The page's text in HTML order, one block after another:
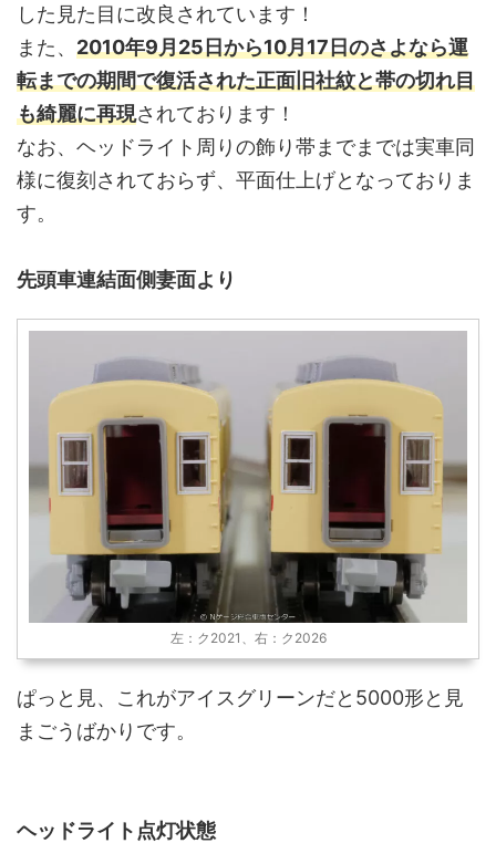
した見た目に改良されています！
また、 2010年9月25日から10月17日のさよなら運
転までの期間で復活された正面旧社紋と帯の切れ目
も綺麗に再現されております！
なお、ヘッドライト周りの飾り帯までまでは実車同
様に復刻されておらず、平面仕上げとなっておりま
す。
先頭車連結面側妻面より
左：ク2021、右：ク2026
ぱっと見、これがアイスグリーンだと5000形と見
まごうばかりです。
ヘッドライト点灯状態